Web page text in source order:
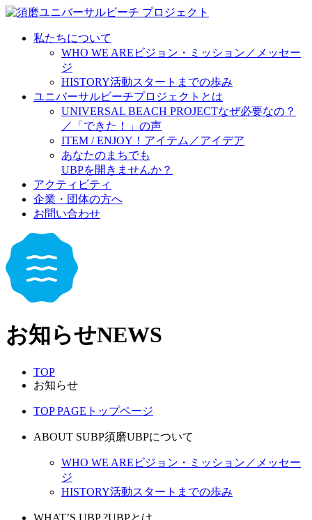
私たちについて
WHO WE ARE ビジョン・ミッション／メッセー
ジ
HISTORY活動スタートまでの歩み
ユニバーサルビーチプロジェクトとは
UNIVERSAL BEACH PROJECTなぜ必要なの？
／「できた！」の声
ITEM / ENJOY！ アイテム／アイデア
あなたのまちでも
UBPを開きませんか？
アクティビティ
企業・団体の方へ
お問い合わせ
お知らせNEWS
TOP
お知らせ
TOP PAGE トップページ
ABOUT SUBP須磨UBPについて
WHO WE ARE ビジョン・ミッション／メッセー
ジ
HISTORY活動スタートまでの歩み
WHAT’S UBP ?UBPとは